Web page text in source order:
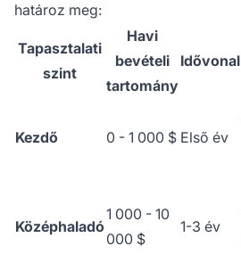
határoz meg:
Tapasztalati
szint
Havi
bevételi
tartomány
Idővonal
Kezdő 0 - 1 000 $ Első év
Középhaladó
1 000 - 10
000 $
1-3 év